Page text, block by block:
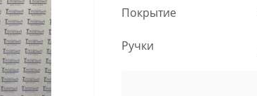
Покрытие
Ручки